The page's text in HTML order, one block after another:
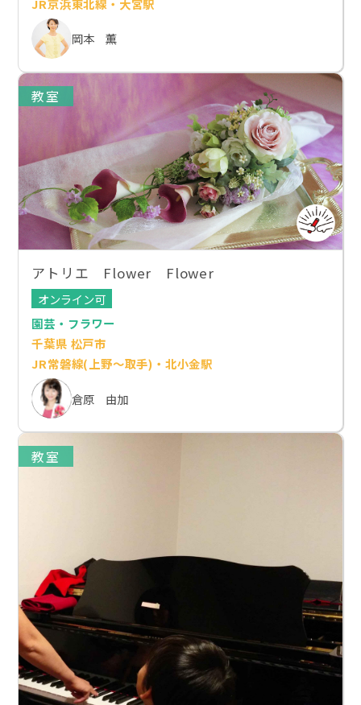
岡本 薫
教室
アトリエ Flower Flower
オンライン可
園芸・フラワー
千葉県 松戸市
JR常磐線(上野～取手)・北小金駅
倉原 由加
教室